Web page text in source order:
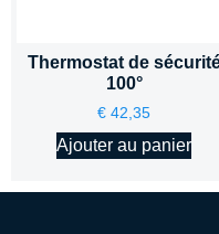
Thermostat de
100°
€ 42,35
Ajouter au panier